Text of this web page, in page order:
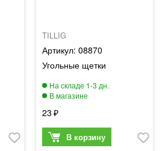
TILLIG
08870
Угольные щетки
23